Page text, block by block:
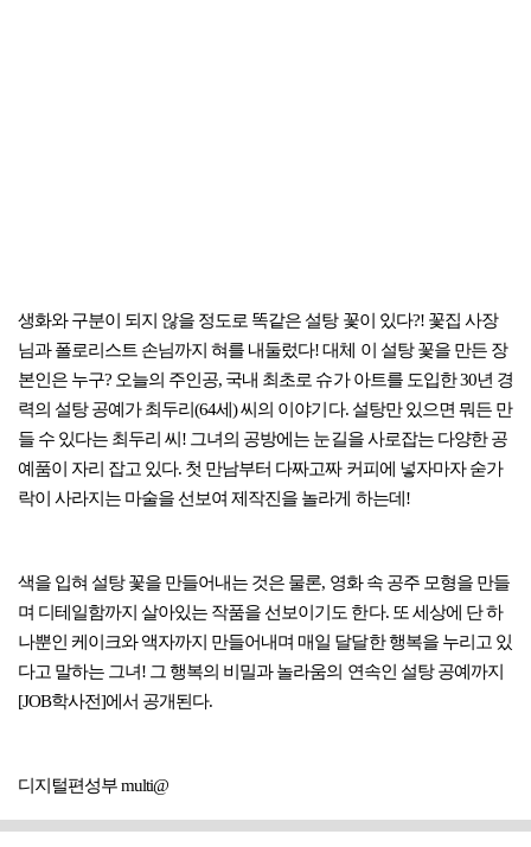
생화와 구분이 되지 않을 정도로 똑같은 설탕 꽃이 있다?! 꽃집 사장
님과 폴로리스트 손님까지 혀를 내둘렀다! 대체 이 설탕 꽃을 만든 장
본인은 누구? 오늘의 주인공, 국내 최초로 슈가 아트를 도입한 30년 경
력의 설탕 공예가 최두리(64세) 씨의 이야기다. 설탕만 있으면 뭐든 만
들 수 있다는 최두리 씨! 그녀의 공방에는 눈길을 사로잡는 다양한 공
예품이 자리 잡고 있다. 첫 만남부터 다짜고짜 커피에 넣자마자 숟가
락이 사라지는 마술을 선보여 제작진을 놀라게 하는데!
색을 입혀 설탕 꽃을 만들어내는 것은 물론, 영화 속 공주 모형을 만들
며 디테일함까지 살아있는 작품을 선보이기도 한다. 또 세상에 단 하
나뿐인 케이크와 액자까지 만들어내며 매일 달달한 행복을 누리고 있
다고 말하는 그녀! 그 행복의 비밀과 놀라움의 연속인 설탕 공예까지
[JOB학사전]에서 공개된다.
디지털편성부 multi@